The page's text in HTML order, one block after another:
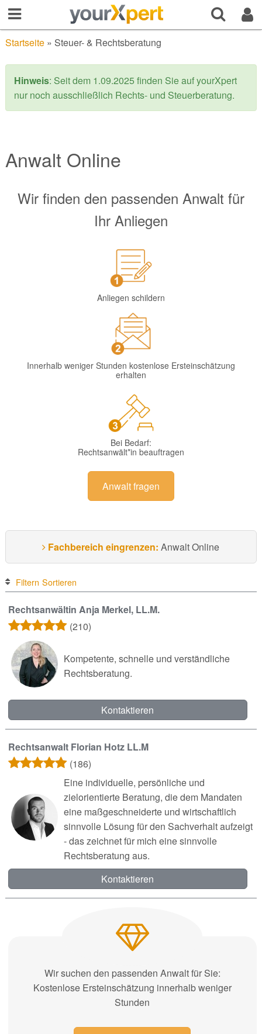
Startseite» Steuer- & Rechtsberatung
Hinweis: Seit dem 1.09.2025 finden Sie auf yourXpert
nur noch ausschließlich Rechts- und Steuerberatung.
Anwalt Online
Wir finden den passenden Anwalt für
Ihr Anliegen
Anliegen schildern
Innerhalb weniger Stunden kostenlose Ersteinschätzung
erhalten
Bei Bedarf:
Rechtsanwält*in beauftragen
Anwalt fragen
Fachbereich eingrenzen: Anwalt Online
Filtern Sortieren
Rechtsanwältin Anja Merkel, LL.M.
(210)
Kompetente, schnelle und verständliche
Rechtsberatung.
Kontaktieren
Rechtsanwalt Florian Hotz LL.M
(186)
Eine individuelle, persönliche und
zielorientierte Beratung, die dem Mandaten
eine maßgeschneiderte und wirtschaftlich
sinnvolle Lösung für den Sachverhalt aufzeigt
- das zeichnet für mich eine sinnvolle
Rechtsberatung aus.
Kontaktieren
Wir suchen den passenden Anwalt für Sie:
Kostenlose Ersteinschätzung innerhalb weniger
Stunden